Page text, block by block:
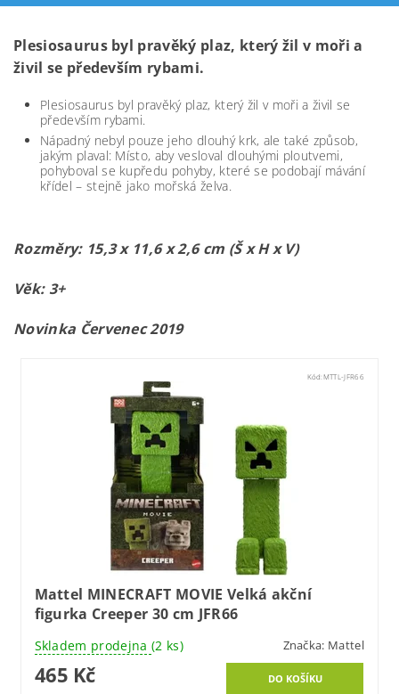
Plesiosaurus byl pravěký plaz, který žil v moři a
živil se především rybami.
Plesiosaurus byl pravěký plaz, který žil v moři a živil se
především rybami.
Nápadný nebyl pouze jeho dlouhý krk, ale také způsob,
jakým plaval: Místo, aby vesloval dlouhými ploutvemi,
pohyboval se kupředu pohyby, které se podobají mávání
křídel – stejně jako mořská želva.
Rozměry: 15,3 x 11,6 x 2,6 cm (Š x H x V)
Věk: 3+
Novinka Červenec 2019
Kód: MTTL-JFR66
Mattel MINECRAFT MOVIE Velká akční
figurka Creeper 30 cm JFR66
Skladem prodejna (2 ks) Značka: Mattel
465 Kč